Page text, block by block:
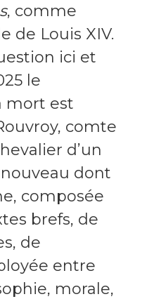
, comme
de Louis XIV.
ici et
le
mort est
comte
d’un
dont
composée
brefs, de
de
entre
morale,